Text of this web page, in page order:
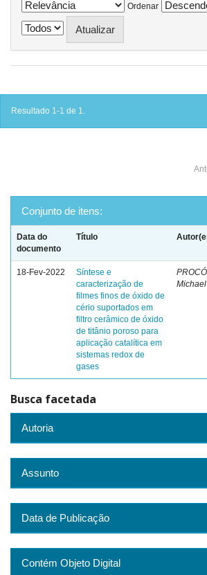
Ordenar
Resultado 1-1 de 1.
Conjunto de itens:
Data do
documento
Título
18-Fev-2022
Síntese e
caracterização de
filmes finos de óxido de
cério suportados em
filtro cerâmico de óxido
de titânio poroso para
aplicação catalítica em
sistemas redox de
gases
Busca facetada
Autoria
Assunto
Data de Publicação
Contém Objeto Digital